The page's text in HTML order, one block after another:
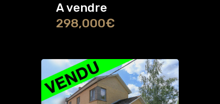
A vendre
298,000€